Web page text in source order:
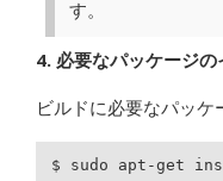
す。
4. 必要なパッケージ
ビルドに必要なパッケ
$ sudo apt-get